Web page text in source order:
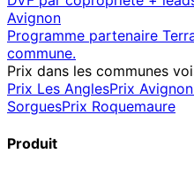
Avignon
Programme partenaire
commune.
Prix dans les communes
Prix Les AnglesPrix Avignon
SorguesPrix Roquemaure
Produit